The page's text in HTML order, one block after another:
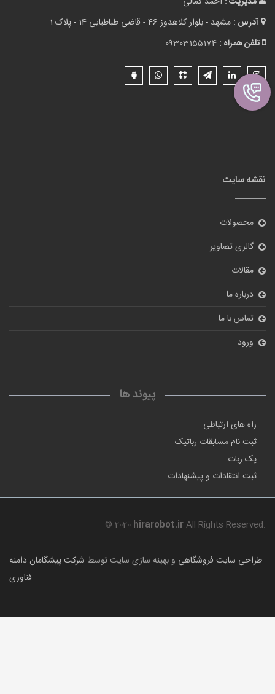
آدرس : مشهد - بلوار کلاهدوز 46 - قاضی طباطبایی 14 - پلاک 1
تلفن همراه : 09303155174
نقشه سایت
محصولات
گالری تصاویر
مقالات
درباره ما
تماس با ما
ورود
پیوند ها
راه های ارتباطی
ثبت نام مسابقات رباتیک
پک ربات
ثبت انتقادات و پیشنهادات
© 2020 hirarobot.irAll Rights Reserved.
طراحی سایت فروشگاهی و بهینه سازی سایت توسط شرکت پیشگامان دامنه
فناوری